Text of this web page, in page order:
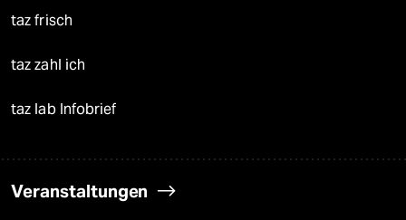
taz frisch
taz zahl ich
taz lab Infobrief
Veranstaltungen